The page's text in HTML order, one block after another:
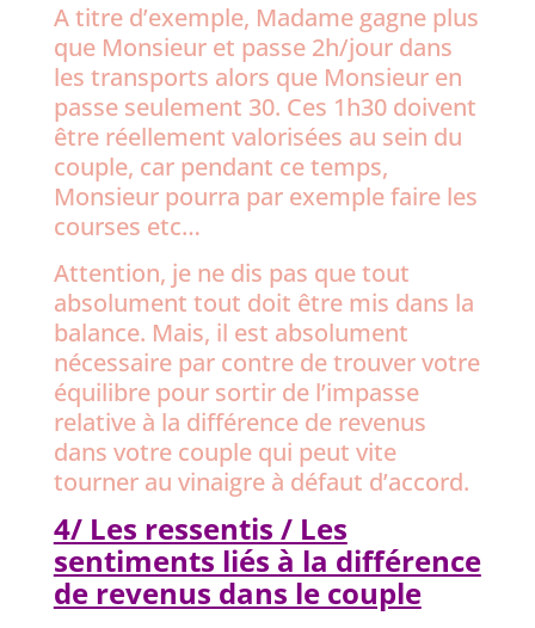
A titre d’exemple, Madame gagne plus
que Monsieur et passe 2h/jour dans
les transports alors que Monsieur en
passe seulement 30. Ces 1h30 doivent
être réellement valorisées au sein du
couple, car pendant ce temps,
Monsieur pourra par exemple faire les
courses etc…
Attention, je ne dis pas que tout
absolument tout doit être mis dans la
balance. Mais, il est absolument
nécessaire par contre de trouver votre
équilibre pour sortir de l’impasse
relative à la différence de revenus
dans votre couple qui peut vite
tourner au vinaigre à défaut d’accord.
4/ Les ressentis / Les
sentiments liés à la différence
de revenus dans le couple